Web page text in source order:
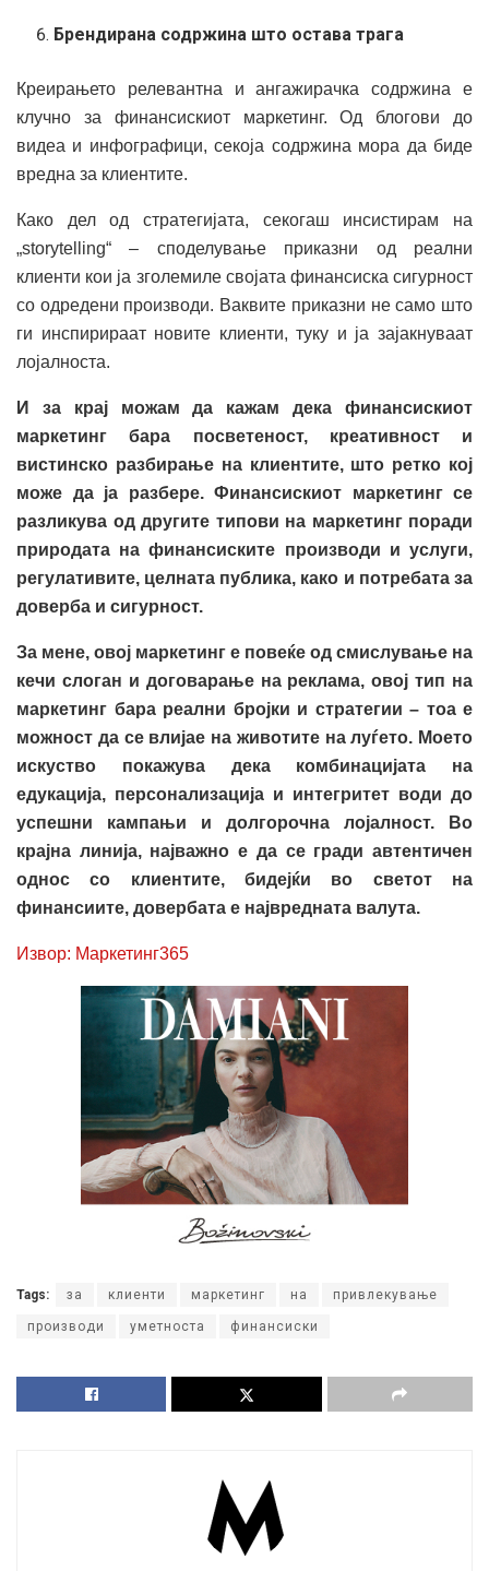
Брендирана содржина што остава трага
Креирањето релевантна и ангажирачка содржина е
клучно за финансискиот маркетинг. Од блогови до
видеа и инфографици, секоја содржина мора да биде
вредна за клиентите.
Како дел од стратегијата, секогаш инсистирам на
„storytelling“ – споделување приказни од реални
клиенти кои ја зголемиле својата финансиска сигурност
со одредени производи. Ваквите приказни не само што
ги инспирираат новите клиенти, туку и ја зајакнуваат
лојалноста.
И за крај можам да кажам дека финансискиот
маркетинг бара посветеност, креативност и
вистинско разбирање на клиентите, што ретко кој
може да ја разбере. Финансискиот маркетинг се
разликува од другите типови на маркетинг поради
природата на финансиските производи и услуги,
регулативите, целната публика, како и потребата за
доверба и сигурност.
За мене, овој маркетинг е повеќе од смислување на
кечи слоган и договарање на реклама, овој тип на
маркетинг бара реални бројки и стратегии – тоа е
можност да се влијае на животите на луѓето. Моето
искуство покажува дека комбинацијата на
едукација, персонализација и интегритет води до
успешни кампањи и долгорочна лојалност. Во
крајна линија, најважно е да се гради автентичен
однос со клиентите, бидејќи во светот на
финансиите, довербата е највредната валута.
Извор: Маркетинг365
Tags: за клиенти маркетинг на привлекување
производи уметноста финансиски